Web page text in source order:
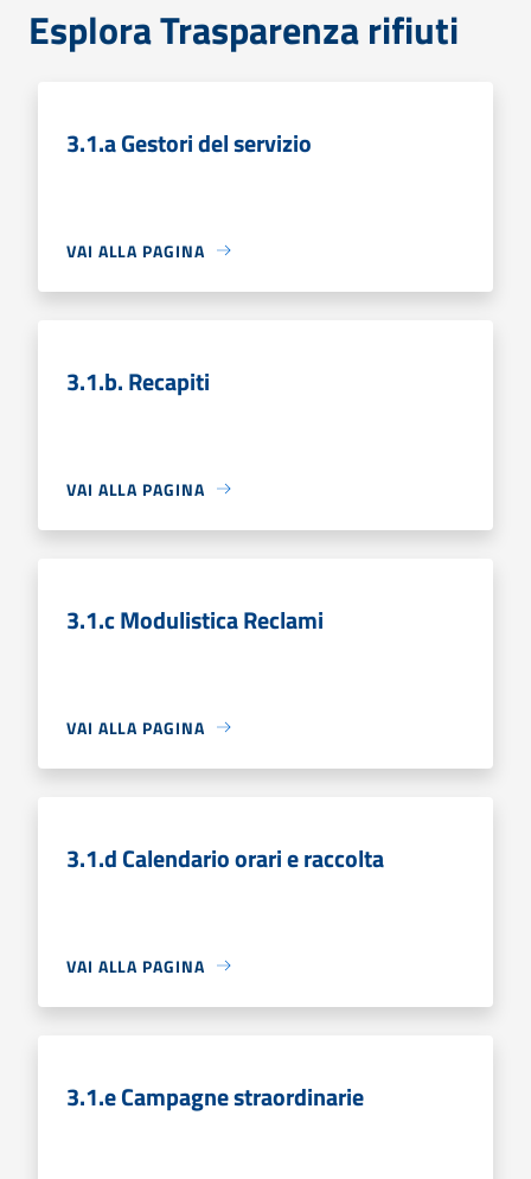
Esplora Trasparenza rifiuti
3.1.a Gestori del servizio
VAI ALLA PAGINA
3.1.b. Recapiti
VAI ALLA PAGINA
3.1.c Modulistica Reclami
VAI ALLA PAGINA
3.1.d Calendario orari e raccolta
VAI ALLA PAGINA
3.1.e Campagne straordinarie